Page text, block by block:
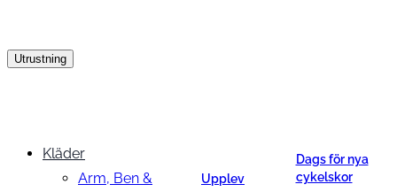
Utrustning
Kläder
Arm, Ben &
Upplev
Dags för nya
cykelskor